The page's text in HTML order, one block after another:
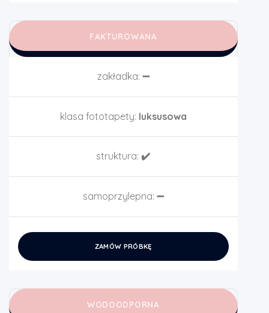
FAKTUROWANA
zakładka: ➖
klasa fototapety: luksusowa
struktura: ✔️
samoprzylepna: ➖
ZAMÓW PRÓBKĘ
WODOODPORNA